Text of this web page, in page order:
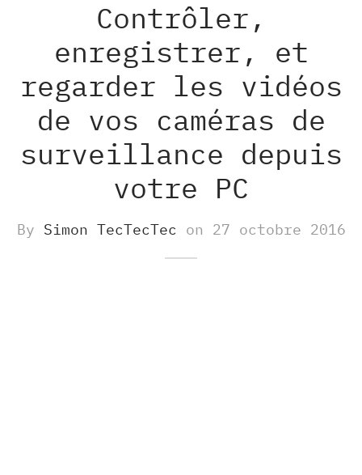
Contrôler,
enregistrer, et
regarder les vidéos
de vos caméras de
surveillance depuis
votre PC
By Simon TecTecTec on 27 octobre 2016